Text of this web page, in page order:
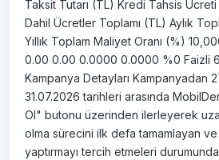
Taksit Tutarı (TL) Kredi Tahsis
Dahil Ücretler Toplamı (TL) Aylık
Yıllık Toplam Maliyet Oranı (%)
0.00 0.00 0.0000 0.0000 %0 Faizli
Kampanya Detayları Kampanyadan
31.07.2026 tarihleri arasında
Ol" butonu üzerinden ilerleyerek
olma sürecini ilk defa tamamlayan ve
yaptırmayı tercih etmeleri